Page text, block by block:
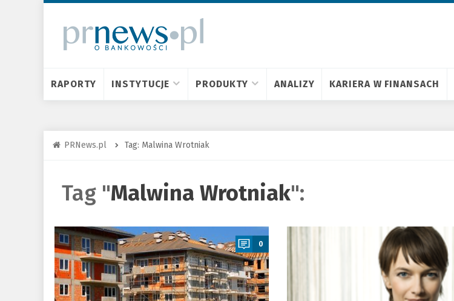
RAPORTY INSTYTUCJE PRODUKTY ANALIZY KARIERA W FINANSACH
PRNews.pl Tag: Malwina Wrotniak
Tag "Malwina Wrotniak":
a
0
a